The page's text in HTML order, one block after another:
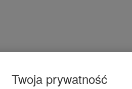
Twoja prywatność